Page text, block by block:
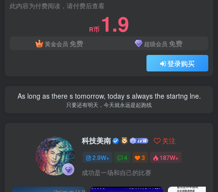
此内容为付费阅读，请付费后查看
R币 1.9
黄金会员 免费 超级会员 免费
登录购买
As long as there s tomorrow, today s always the startng lne.
只要还有明天，今天就永远是起跑线
科技美南 关注
2.9W+ 4 3 187W+
成功是一场和自己的比赛